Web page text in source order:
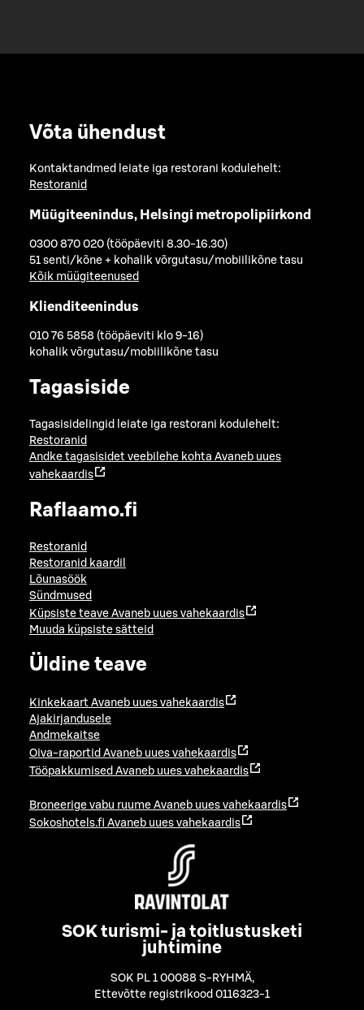
Võta ühendust
Kontaktandmed leiate iga restorani kodulehelt:
Restoranid
Müügiteenindus, Helsingi metropolipiirkond
0300 870 020 (tööpäeviti 8.30-16.30)
51 senti/kõne + kohalik võrgutasu/mobiilikõne tasu
Kõik müügiteenused
Klienditeenindus
010 76 5858 (tööpäeviti klo 9-16)
kohalik võrgutasu/mobiilikõne tasu
Tagasiside
Tagasisidelingid leiate iga restorani kodulehelt:
Restoranid
Andke tagasisidet veebilehe kohta Avaneb uues
vahekaardis
Raflaamo.fi
Restoranid
Restoranid kaardil
Lõunasöök
Sündmused
Küpsiste teave Avaneb uues vahekaardis
Muuda küpsiste sätteid
Üldine teave
Kinkekaart Avaneb uues vahekaardis
Ajakirjandusele
Andmekaitse
Oiva-raportid Avaneb uues vahekaardis
Tööpakkumised Avaneb uues vahekaardis
Broneerige vabu ruume Avaneb uues vahekaardis
Sokoshotels.fi Avaneb uues vahekaardis
SOK turismi- ja toitlustusketi
juhtimine
SOK PL 1 00088 S-RYHMÄ,
Ettevõtte registrikood 0116323-1